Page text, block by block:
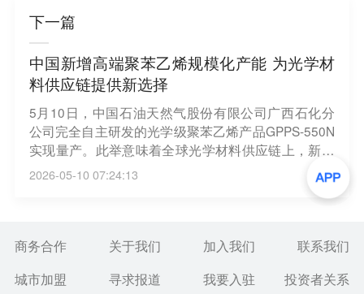
下一篇
中国新增高端聚苯乙烯规模化产能 为光学材
料供应链提供新选择
5月10日，中国石油天然气股份有限公司广西石化分
公司完全自主研发的光学级聚苯乙烯产品GPPS-550N
实现量产。此举意味着全球光学材料供应链上，新增
一个具备稳定量产能力、自主工艺和柔性生产特点的
中国供应来源。高品质聚苯乙烯GPPS-550N产品具有
高透光率、高热稳定性等突出性能，主要面向LED显
到国际同类产品先进水平。 (中新网)
2026-05-10 07:24:13
商务合作 关于我们 加入我们
联系我们
城市加盟
寻求报道 我要入驻 投资者关系